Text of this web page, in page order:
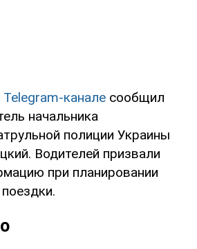
Telegram-канале сообщил
начальника
полиции Украины
Водителей призвали
при планировании